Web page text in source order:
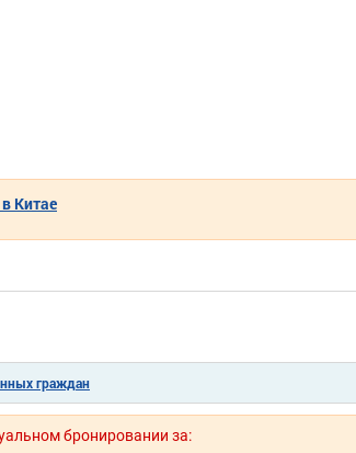
Китае
граждан
бронировании за: